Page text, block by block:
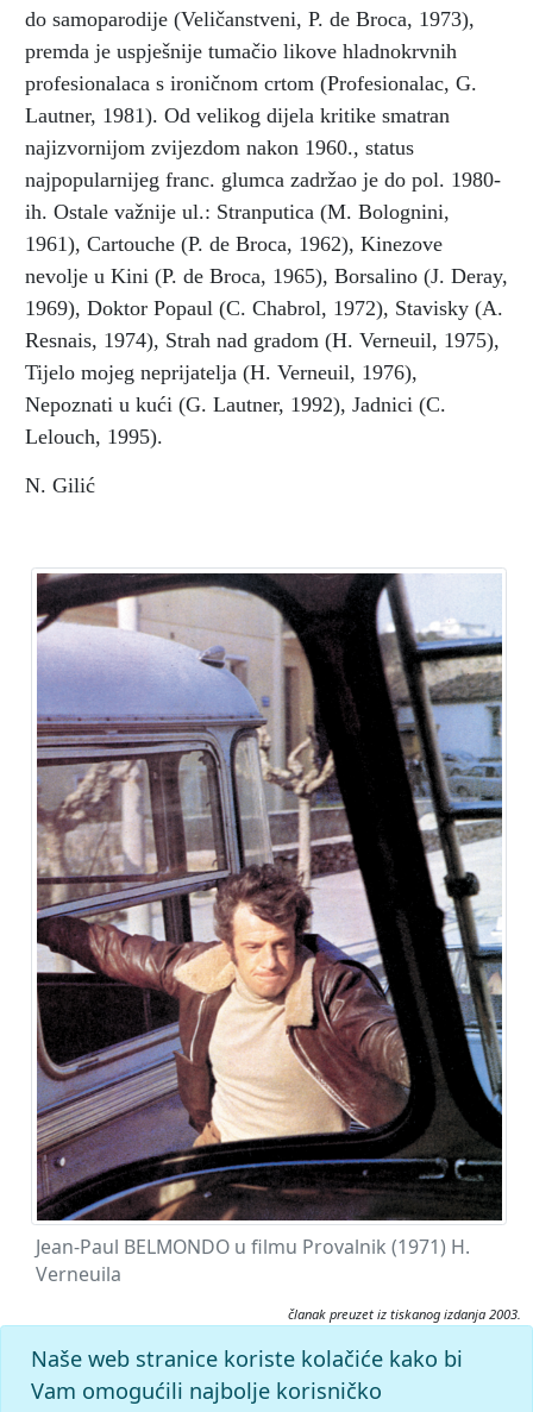
do samoparodije (Veličanstveni, P. de Broca, 1973),
premda je uspješnije tumačio likove hladnokrvnih
profesionalaca s ironičnom crtom (Profesionalac, G.
Lautner, 1981). Od velikog dijela kritike smatran
najizvornijom zvijezdom nakon 1960., status
najpopularnijeg franc. glumca zadržao je do pol. 1980-
ih. Ostale važnije ul.: Stranputica (M. Bolognini,
1961), Cartouche (P. de Broca, 1962), Kinezove
nevolje u Kini (P. de Broca, 1965), Borsalino (J. Deray,
1969), Doktor Popaul (C. Chabrol, 1972), Stavisky (A.
Resnais, 1974), Strah nad gradom (H. Verneuil, 1975),
Tijelo mojeg neprijatelja (H. Verneuil, 1976),
Nepoznati u kući (G. Lautner, 1992), Jadnici (C.
Lelouch, 1995).
N. Gilić
Jean-Paul BELMONDO u filmu Provalnik (1971) H.
Verneuila
članak preuzet iz tiskanog izdanja 2003.
Citiranje:
Belmondo, Jean-Paul.
Filmski leksikon (2003), mrežno izdanje.
Leksikografski zavod Miroslav Krleža, 2026. Pristupljeno
Naše web stranice koriste kolačiće kako bi
Vam omogućili najbolje korisničko